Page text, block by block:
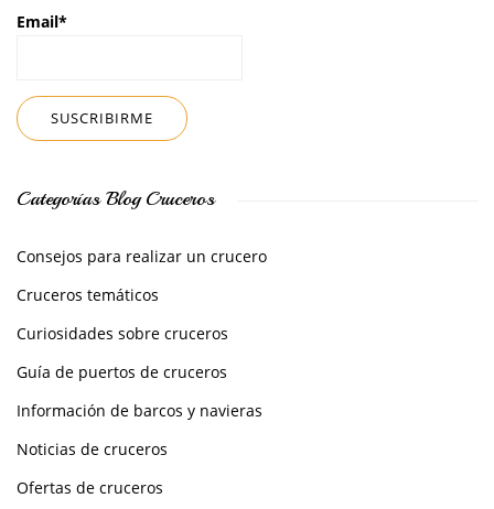
Email*
Categorías Blog Cruceros
Consejos para realizar un crucero
Cruceros temáticos
Curiosidades sobre cruceros
Guía de puertos de cruceros
Información de barcos y navieras
Noticias de cruceros
Ofertas de cruceros